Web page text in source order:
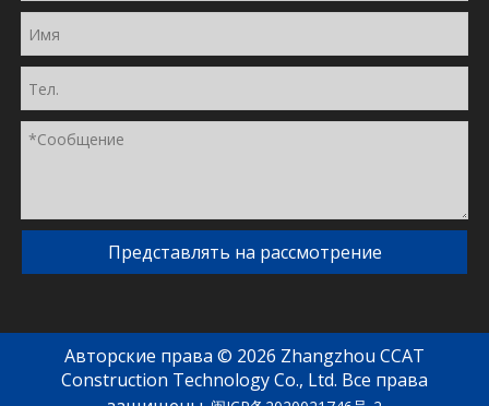
Представлять на рассмотрение
Авторские права © 2026 Zhangzhou CCAT
Construction Technology Co., Ltd. Все права